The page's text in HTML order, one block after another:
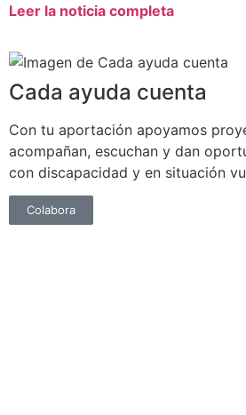
Leer la noticia completa
Cada ayuda cuenta
Con tu aportación apoyamos
acompañan, escuchan y dan
con discapacidad y en situación
Colabora